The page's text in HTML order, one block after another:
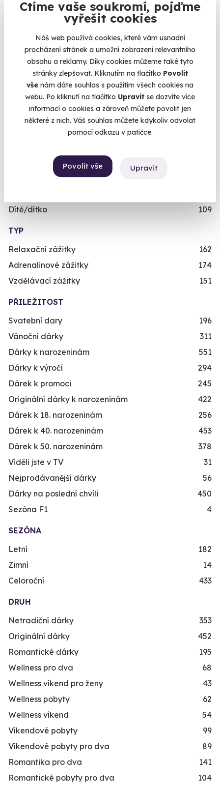
Ctíme vaše soukromí, pojďme
vyřešit cookies
Náš web používá cookies, které vám usnadní
procházení stránek a umožní zobrazení relevantního
obsahu a reklamy. Díky cookies můžeme také tyto
stránky zlepšovat. Kliknutím na tlačítko Povolit
vše nám dáte souhlas s použitím všech cookies na
webu. Po kliknutí na tlačítko Upravit se dozvíte více
informací o cookies a zároveň můžete povolit jen
některé z nich. Váš souhlas můžete kdykoliv odvolat
pomocí odkazu v patičce.
Povolit vše Upravit
Dárky pro ženy
421
Skupinové zážitky
Zážitky pro handicapované
Nejprodávanější dárky pro muže
Zážitky pro děti
Mladý muž/mladá žena
Třicátník/třicátnice
Ještě není v důchodu/V nejlepších letech
Dítě/dítko
109
TYP
Relaxační zážitky
162
Adrenalinové zážitky
174
Vzdělávací zážitky
151
PŘILEŽITOST
Svatební dary
196
Vánoční dárky
311
Dárky k narozeninám
551
Dárky k výročí
294
Dárek k promoci
245
Originální dárky k narozeninám
422
Dárek k 18. narozeninám
256
Dárek k 40. narozeninám
453
Dárek k 50. narozeninám
378
Viděli jste v TV
31
Nejprodávanější dárky
56
Dárky na poslední chvíli
450
Sezóna F1
4
SEZÓNA
Letní
182
Zimní
14
Celoroční
433
DRUH
Netradiční dárky
353
Originální dárky
452
Romantické dárky
195
Wellness pro dva
68
Wellness víkend pro ženy
43
Wellness pobyty
62
Wellness víkend
54
Víkendové pobyty
99
Víkendové pobyty pro dva
89
Romantika pro dva
141
Romantické pobyty pro dva
104